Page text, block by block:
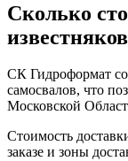
Сколько
СК Гидроформат
самосвалов, что
Московской
Стоимость
заказе и зоны